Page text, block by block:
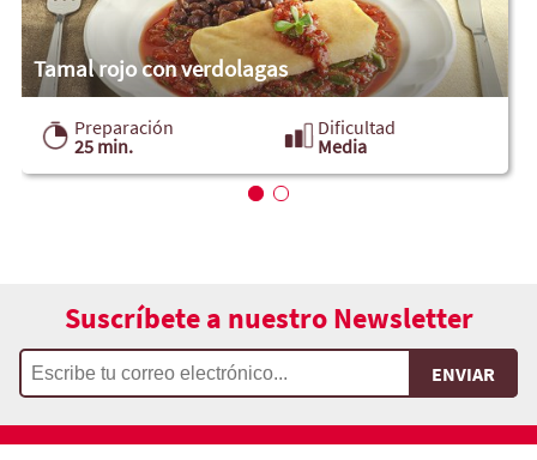
Tamal rojo con verdolagas
Preparación
25 min.
Dificultad
Media
Suscríbete a nuestro Newsletter